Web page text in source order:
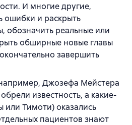
И многие другие,
ошибки и раскрыть
обозначить реальные или
обширные новые главы
завершить
Джозефа Мейстера
известность, а какие-
или Тимоти) оказались
пациентов знают